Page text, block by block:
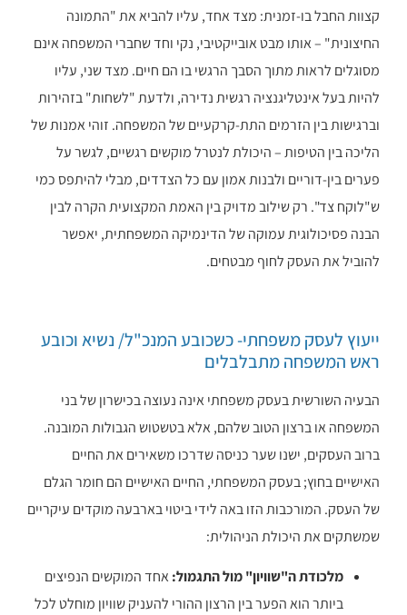
קצוות החבל בו-זמנית: מצד אחד, עליו להביא את "התמונה
החיצונית" – אותו מבט אובייקטיבי, נקי וחד שחברי המשפחה אינם
מסוגלים לראות מתוך הסבך הרגשי בו הם חיים. מצד שני, עליו
להיות בעל אינטליגנציה רגשית נדירה, ולדעת "לשחות" בזהירות
וברגישות בין הזרמים התת-קרקעיים של המשפחה. זוהי אמנות של
הליכה בין הטיפות – היכולת לנטרל מוקשים רגשיים, לגשר על
פערים בין-דוריים ולבנות אמון עם כל הצדדים, מבלי להיתפס כמי
ש"לוקח צד". רק שילוב מדויק בין האמת המקצועית הקרה לבין
הבנה פסיכולוגית עמוקה של הדינמיקה המשפחתית, יאפשר
להוביל את העסק לחוף מבטחים.
ייעוץ לעסק משפחתי- כשכובע המנכ"ל/ נשיא וכובע
ראש המשפחה מתבלבלים
הבעיה השורשית בעסק משפחתי אינה נעוצה בכישרון של בני
המשפחה או ברצון הטוב שלהם, אלא בטשטוש הגבולות המובנה.
ברוב העסקים, ישנו שער כניסה שדרכו משאירים את החיים
האישיים בחוץ; בעסק המשפחתי, החיים האישיים הם חומר הגלם
של העסק. המורכבות הזו באה לידי ביטוי בארבעה מוקדים עיקריים
שמשתקים את היכולת הניהולית:
מלכודת ה"שוויון" מול התגמול: אחד המוקשים הנפיצים
ביותר הוא הפער בין הרצון ההורי להעניק שוויון מוחלט לכל